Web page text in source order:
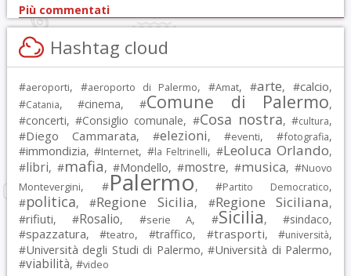
Più commentati
Hashtag cloud
#aeroporti, #aeroporto di Palermo, #Amat, #arte, #calcio,
#Catania, #cinema, #Comune di Palermo,
#concerti, #Consiglio comunale, #Cosa nostra, #cultura,
#Diego Cammarata, #elezioni, #eventi, #fotografia,
#immondizia, #Internet, #la Feltrinelli, #Leoluca Orlando,
#libri, #mafia, #Mondello, #mostre, #musica, #Nuovo
Montevergini, #Palermo, #Partito Democratico,
#politica, #Regione Sicilia, #Regione Siciliana,
#rifiuti, #Rosalio, #serie A, #Sicilia, #sindaco,
#spazzatura, #teatro, #traffico, #trasporti, #università,
#Università degli Studi di Palermo, #Università di Palermo,
#viabilità, #video